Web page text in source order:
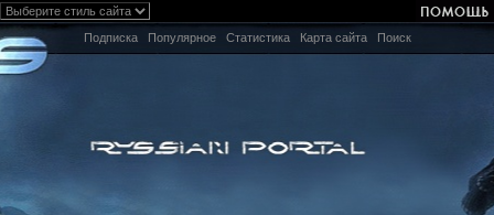
Подписка Популярное Статистика Карта сайта Поиск